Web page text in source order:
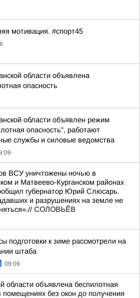
мотивация. #спорт45
области объявлена
опасность
области объявлен режим
опасность", работают
службы и силовые ведомства
ВСУ уничтожены ночью в
и Матвеево-Курганском районах
губернатор Юрий Слюсарь.
и разрушениях на земле не
СОЛОВЬЁВ
подготовки к зиме рассмотрели на
штаба
09:09
области объявлена беспилотная
помещениях без окон до получения